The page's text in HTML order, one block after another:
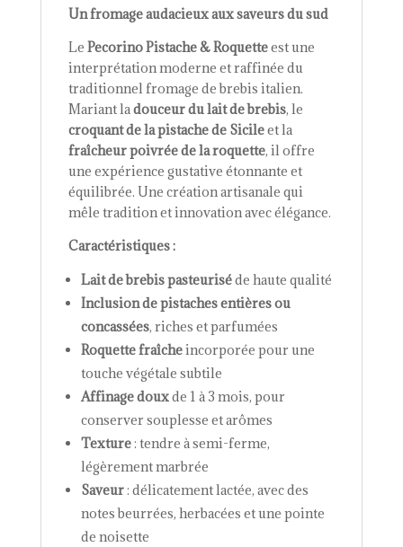
Un fromage audacieux aux saveurs du sud
Le Pecorino Pistache & Roquetteest une
interprétation moderne et raffinée du
traditionnel fromage de brebis italien.
Mariant ladouceur du lait de brebis, le
croquant de la pistache de Sicileet la
fraîcheur poivrée de la roquette, il offre
une expérience gustative étonnante et
équilibrée. Une création artisanale qui
mêle tradition et innovation avec élégance.
Caractéristiques :
Lait de brebis pasteuriséde haute qualité
Inclusion de pistaches entières ou
concassées, riches et parfumées
Roquette fraîcheincorporée pour une
touche végétale subtile
Affinage douxde 1 à 3 mois, pour
conserver souplesse et arômes
Texture: tendre à semi-ferme,
légèrement marbrée
Saveur: délicatement lactée, avec des
notes beurrées, herbacées et une pointe
de noisette